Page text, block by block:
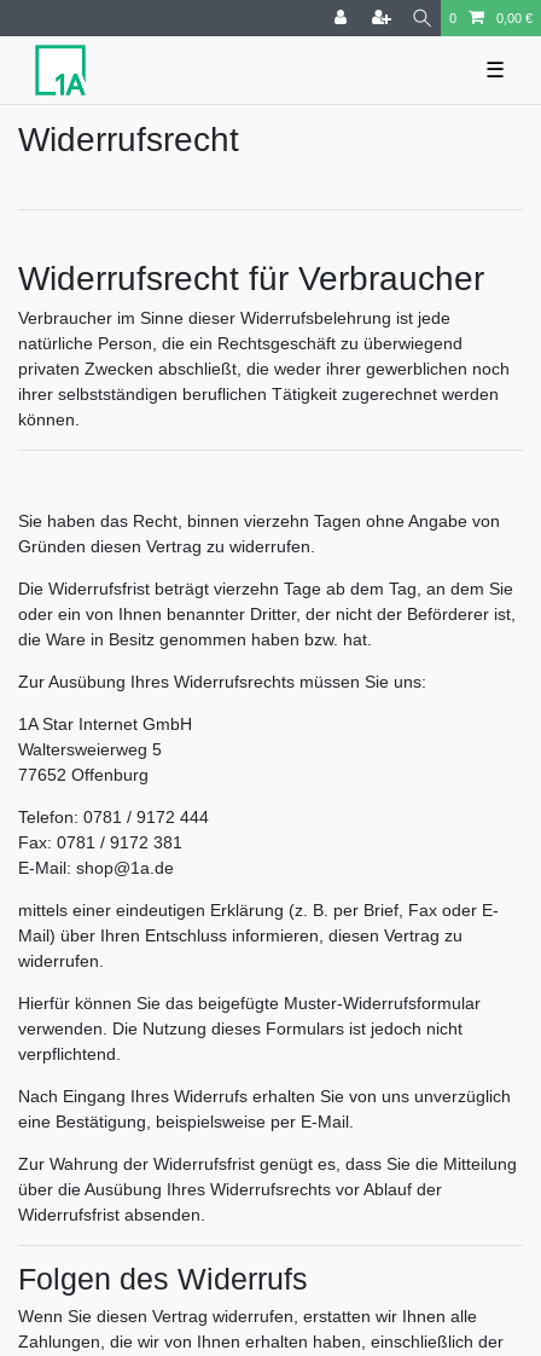
0 0,00 €
☰
Widerrufs­recht
Widerrufsrecht für Verbraucher
Verbraucher im Sinne dieser Widerrufsbelehrung ist jede
natürliche Person, die ein Rechtsgeschäft zu überwiegend
privaten Zwecken abschließt, die weder ihrer gewerblichen noch
ihrer selbstständigen beruflichen Tätigkeit zugerechnet werden
können.
Sie haben das Recht, binnen vierzehn Tagen ohne Angabe von
Gründen diesen Vertrag zu widerrufen.
Die Widerrufsfrist beträgt vierzehn Tage ab dem Tag, an dem Sie
oder ein von Ihnen benannter Dritter, der nicht der Beförderer ist,
die Ware in Besitz genommen haben bzw. hat.
Zur Ausübung Ihres Widerrufsrechts müssen Sie uns:
1A Star Internet GmbH
Waltersweierweg 5
77652 Offenburg
Telefon: 0781 / 9172 444
Fax: 0781 / 9172 381
E-Mail: shop@1a.de
mittels einer eindeutigen Erklärung (z. B. per Brief, Fax oder E-
Mail) über Ihren Entschluss informieren, diesen Vertrag zu
widerrufen.
Hierfür können Sie das beigefügte Muster-Widerrufsformular
verwenden. Die Nutzung dieses Formulars ist jedoch nicht
verpflichtend.
Nach Eingang Ihres Widerrufs erhalten Sie von uns unverzüglich
eine Bestätigung, beispielsweise per E-Mail.
Zur Wahrung der Widerrufsfrist genügt es, dass Sie die Mitteilung
über die Ausübung Ihres Widerrufsrechts vor Ablauf der
Widerrufsfrist absenden.
Folgen des Widerrufs
Wenn Sie diesen Vertrag widerrufen, erstatten wir Ihnen alle
Zahlungen, die wir von Ihnen erhalten haben, einschließlich der